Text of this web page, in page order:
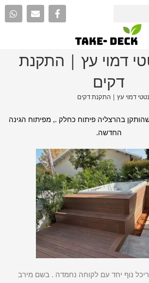
דמוי עץ | התקנת
דקים
דמוי עץ | התקנת דקים
בהרצליה פיתוח כחלק ., מפיתוח הגינה
החדשה.
נוף יחד עם לקוחה נחמדה . בשם מירב